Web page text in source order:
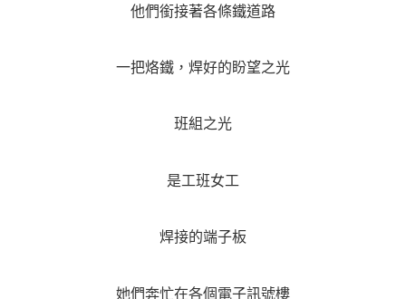
他們銜接著各條鐵道路
一把烙鐵，焊好的盼望之光
班組之光
是工班女工
焊接的端子板
她們奔忙在各個電子訊號樓